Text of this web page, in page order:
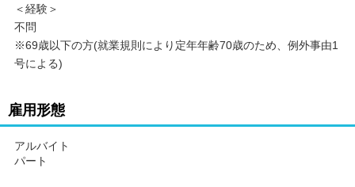
＜経験＞
不問
※69歳以下の方(就業規則により定年年齢70歳のため、例外事由1
号による)
雇用形態
アルバイト
パート